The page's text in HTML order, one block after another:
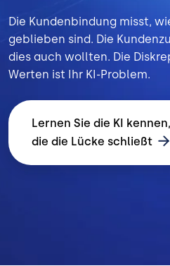
Die Kundenbindung misst,
geblieben sind. Die
dies auch wollten. Die
Werten ist Ihr KI-Problem.
Lernen Sie die KI kennen,
die die Lücke schließt